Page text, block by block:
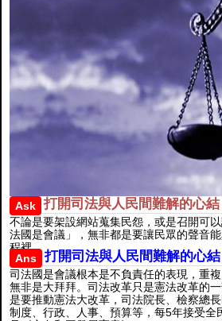
Ask 打開司法與人民間難解的心結
不論是要架設網站蒐集民怨，或是召開可
法國是會議」，無非都是要讓民眾的聲音
程裡。
Ans
打開司法與人民間難解的心結
司法國是會議根本是不負責任的表現，重
無非是大拜拜。司法改革只是憲法改革的
是要推動憲法大改革，司法院長、檢察總
制度、行政、人事、預算等，每5年接受全